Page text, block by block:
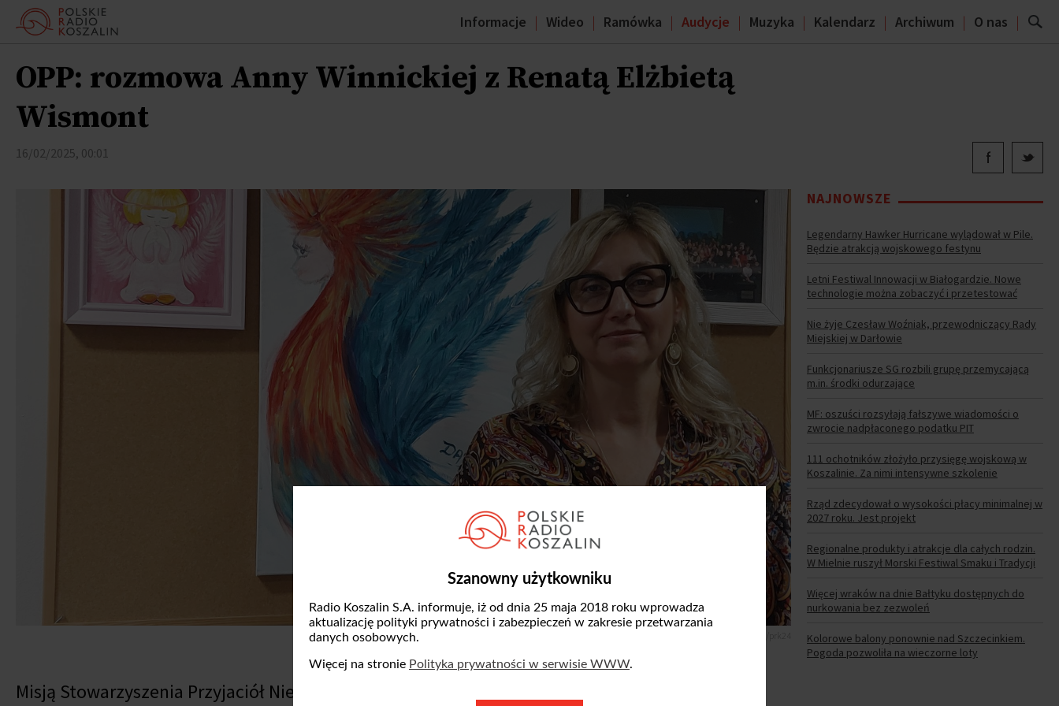
Szanowny użytkowniku
Radio Koszalin S.A. informuje, iż od dnia 25 maja 2018 roku wprowadza
aktualizację polityki prywatności i zabezpieczeń w zakresie przetwarzania
danych osobowych.
Więcej na stronie Polityka prywatności w serwisie WWW.
Informacje Wideo Ramówka Audycje Muzyka Kalendarz Archiwum O nas
OPP: rozmowa Anny Winnickiej z Renatą Elżbietą
Wismont
16/02/2025, 00:01
Misją Stowarzyszenia Przyjaciół Niepełnosprawnych „Dajemy Im Radość” jest wspieranie osób
NAJNOWSZE
Legendarny Hawker Hurricane wylądował w Pile.
Będzie atrakcją wojskowego festynu
Letni Festiwal Innowacji w Białogardzie. Nowe
technologie można zobaczyć i przetestować
Nie żyje Czesław Woźniak, przewodniczący Rady
Miejskiej w Darłowie
Funkcjonariusze SG rozbili grupę przemycającą
m.in. środki odurzające
MF: oszuści rozsyłają fałszywe wiadomości o
zwrocie nadpłaconego podatku PIT
111 ochotników złożyło przysięgę wojskową w
Koszalinie. Za nimi intensywne szkolenie
Rząd zdecydował o wysokości płacy minimalnej w
2027 roku. Jest projekt
Regionalne produkty i atrakcje dla całych rodzin.
W Mielnie ruszył Morski Festiwal Smaku i Tradycji
Więcej wraków na dnie Bałtyku dostępnych do
nurkowania bez zezwoleń
Kolorowe balony ponownie nad Szczecinkiem.
Pogoda pozwoliła na wieczorne loty